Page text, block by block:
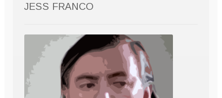
JESS FRANCO